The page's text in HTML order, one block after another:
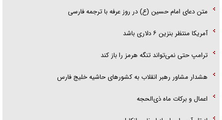
متن دعای امام حسین (ع) در روز عرفه با ترجمه فارسی
آمریکا منتظر بنزین ۶ دلاری باشد
ترامپ حتی نمی‌تواند تنگه هرمز را باز کند
هشدار مشاور رهبر انقلاب به کشور‌های حاشیه خلیج فارس
اعمال و برکات ماه ذی‌الحجه